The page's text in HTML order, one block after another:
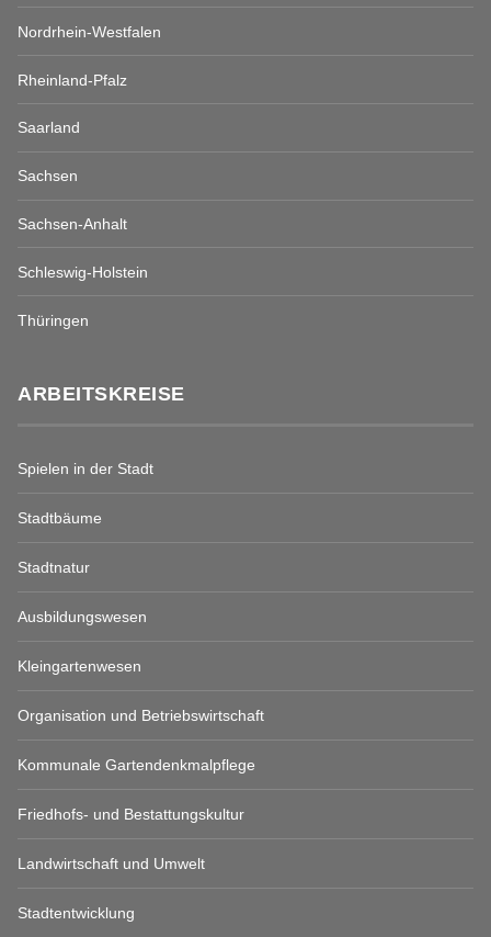
Nordrhein-Westfalen
Rheinland-Pfalz
Saarland
Sachsen
Sachsen-Anhalt
Schleswig-Holstein
Thüringen
ARBEITSKREISE
Spielen in der Stadt
Stadtbäume
Stadtnatur
Ausbildungswesen
Kleingartenwesen
Organisation und Betriebswirtschaft
Kommunale Gartendenkmalpflege
Friedhofs- und Bestattungskultur
Landwirtschaft und Umwelt
Stadtentwicklung